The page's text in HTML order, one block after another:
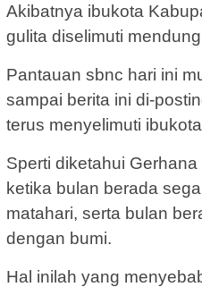
Akibatnya ibukota
gulita diselimuti
Pantauan sbnc hari ini
sampai berita ini di-
terus menyelimuti
Sperti diketahui
ketika bulan berada
matahari, serta bulan
dengan bumi.
Hal inilah yang